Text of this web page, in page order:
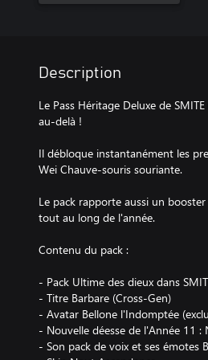
Description
Le Pass Héritage Deluxe de
au-delà !
Il débloque instantanément les
Wei Chauve-souris souriante.
Le pack rapporte aussi un
tout au long de l'année.
Contenu du pack :
- Pack Ultime des dieux dans
- Titre Barbare (Cross-Gen)
- Avatar Bellone l'Indomptée
- Nouvelle déesse de l'Année 11 :
- Son pack de voix et ses émotes